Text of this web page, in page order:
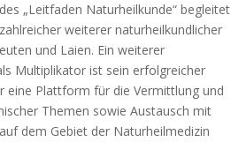
„Leitfaden Naturheilkunde“ begleitet
weiterer naturheilkundlicher
und Laien. Ein weiterer
Multiplikator ist sein erfolgreicher
eine Plattform für die Vermittlung und
Themen sowie Austausch mit
dem Gebiet der Naturheilmedizin